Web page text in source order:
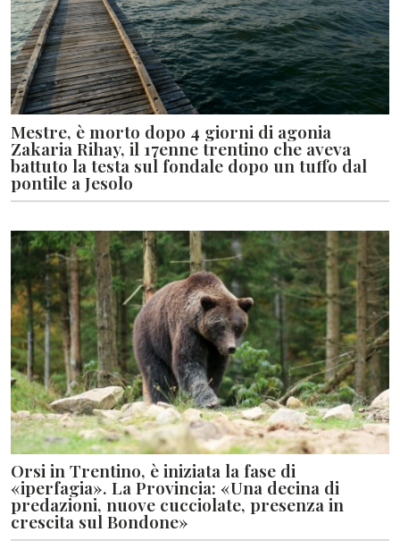
Mestre, è morto dopo 4 giorni di agonia
Zakaria Rihay, il 17enne trentino che aveva
battuto la testa sul fondale dopo un tuffo dal
pontile a Jesolo
Orsi in Trentino, è iniziata la fase di
«iperfagia». La Provincia: «Una decina di
predazioni, nuove cucciolate, presenza in
crescita sul Bondone»